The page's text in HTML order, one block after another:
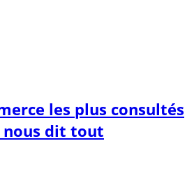
les plus consultés
nous dit tout